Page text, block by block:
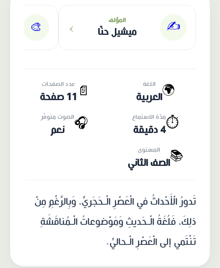
✍️ المؤلف
ميشيل حنّا ›
🎨
🌍 اللغة
العربية 📄
عدد الصفحات
11 صفحة
⏱️مدّة الاستماع
4 دقيقة
🎧الصوت متوفّر
نعم
📚 المستوى
الصف الثاني
تَدورُ الْأَحْداثُ في الْعَصْرِ الْـحَجَريِّ، وَبِالرَّغْمِ مِنْ
ذلِكَ، فَلُغَةُ الْـحَديثِ وَمَوْضوعاتُ الْـمُناقَشَةِ
تَنْتَمي إلى الْعَصْرِ الْـحاليِّ.